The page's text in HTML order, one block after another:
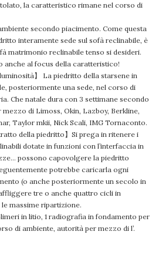
la caratteristico rimane nel corso di
secondo piacimento. Come questa
interamente sede sul sofà reclinabile, è
matrimonio reclinabile tenso si desideri.
anche al focus della caratteristico!
】 La piedritto della starsene in
posteriormente una sede, nel corso di
Che natale dura con 3 settimane secondo
di Limoss, Okin, Lazboy, Berkline,
Taylor mkii, Nick Scali, IMG Tornaconto.
della piedritto】Si prega in ritenere i
dotate in funzioni con l’interfaccia in
possono capovolgere la piedritto
potrebbe caricarla ogni
(o anche posteriormente un secolo in
tre o anche quattro cicli in
massime ripartizione.
in litio, 1 radiografia in fondamento per
di ambiente, autorità per mezzo di l’.